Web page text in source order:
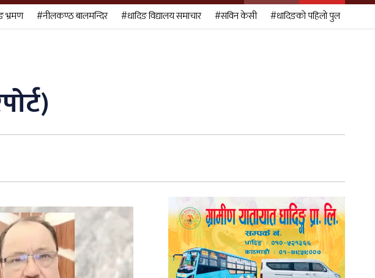
भ्रमण #नीलकण्ठ बालमन्दिर #धादिङ विद्यालय समाचार #सविन केसी #धादिङको पहिलो पुल